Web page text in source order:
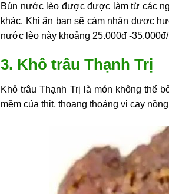
Bún nước lèo được được làm từ các
khác. Khi ăn bạn sẽ cảm nhận được
nước lèo này khoảng 25.000đ -
3. Khô trâu Thạnh Trị
Khô trâu Thạnh Trị là món không thể
mềm của thịt, thoang thoảng vị cay